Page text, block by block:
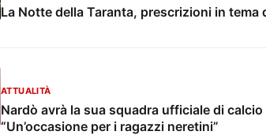
La Notte della Taranta, prescrizioni in
ATTUALITÀ
Nardò avrà la sua squadra ufficiale di
“Un’occasione per i ragazzi neretini”